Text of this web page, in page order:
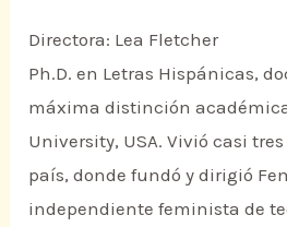
Directora: Lea Fletcher
Ph.D. en Letras Hispánicas,
máxima distinción
University, USA. Vivió casi
país, donde fundó y dirigió
independiente feminista de